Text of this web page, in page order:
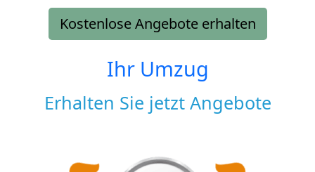
Kostenlose Angebote erhalten
Ihr Umzug
Erhalten Sie jetzt Angebote